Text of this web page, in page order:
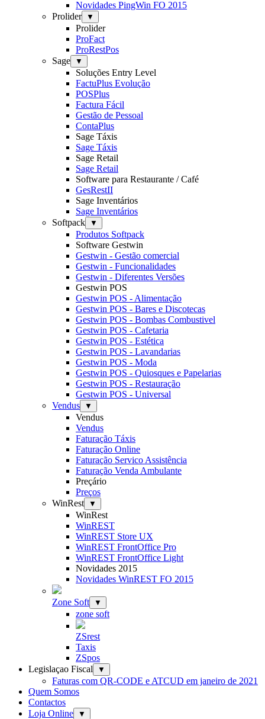
Novidades PingWin FO 2015
Prolider
▼
Prolider
ProFact
ProRestPos
Sage
▼
Soluções Entry Level
FactuPlus Evolução
POSPlus
Factura Fácil
Gestão de Pessoal
ContaPlus
Sage Táxis
Sage Táxis
Sage Retail
Sage Retail
Software para Restaurante / Café
GesRestII
Sage Inventários
Sage Inventários
Softpack
▼
Produtos Softpack
Software Gestwin
Gestwin - Gestão comercial
Gestwin - Funcionalidades
Gestwin - Diferentes Versões
Gestwin POS
Gestwin POS - Alimentação
Gestwin POS - Bares e Discotecas
Gestwin POS - Bombas Combustivel
Gestwin POS - Cafetaria
Gestwin POS - Estética
Gestwin POS - Lavandarias
Gestwin POS - Moda
Gestwin POS - Quiosques e Papelarias
Gestwin POS - Restauração
Gestwin POS - Universal
Vendus
▼
Vendus
Vendus
Faturação Táxis
Faturação Online
Faturação Servico Assistência
Faturação Venda Ambulante
Preçário
Preços
WinRest
▼
WinRest
WinREST
WinREST Store UX
WinREST FrontOffice Pro
WinREST FrontOffice Light
Novidades 2015
Novidades WinREST FO 2015
Zone Soft ▼
zone soft
ZSrest
Taxis
ZSpos
Legislaçao Fiscal
▼
Faturas com QR-CODE e ATCUD em janeiro de 2021
Quem Somos
Contactos
Loja Online
▼